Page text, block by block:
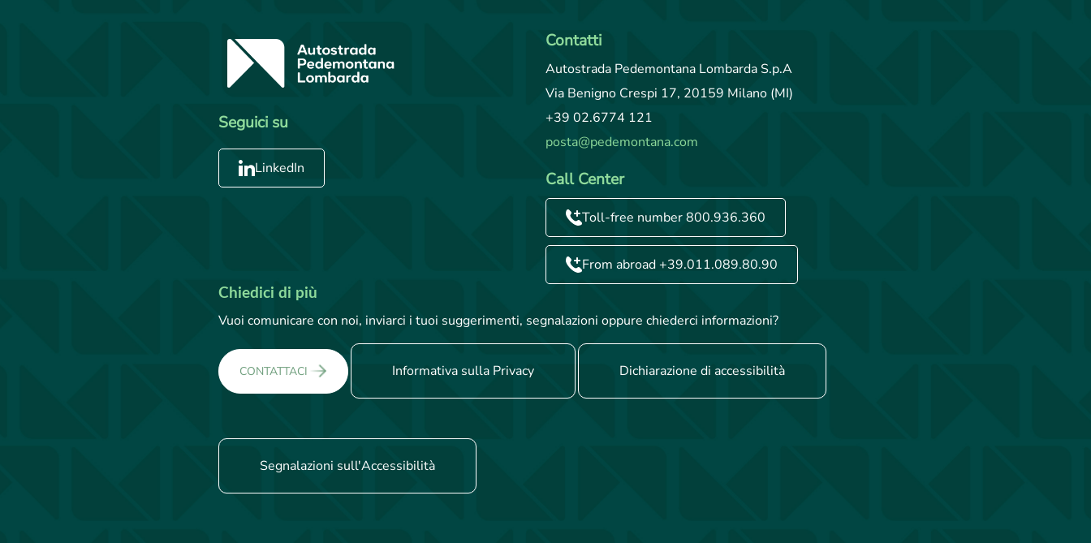
Seguici su
LinkedIn
Contatti
Autostrada Pedemontana Lombarda S.p.A
Via Benigno Crespi 17, 20159 Milano (MI)
+39 02.6774 121
posta@pedemontana.com
Call Center
Toll-free number 800.936.360
From abroad +39.011.089.80.90
Chiedici di più
Vuoi comunicare con noi, inviarci i tuoi suggerimenti, segnalazioni oppure chiederci informazioni?
CONTATTACI Informativa sulla Privacy Dichiarazione di accessibilità
Segnalazioni sull'Accessibilità